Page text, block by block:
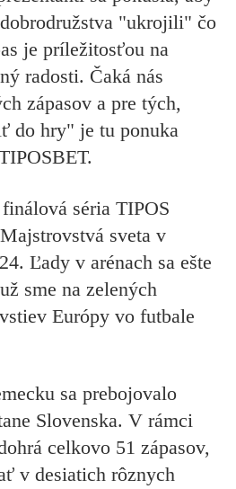
"ukrojili" čo
je príležitosťou na
radosti. Čaká nás
zápasov a pre tých,
do hry" je tu ponuka
séria TIPOS
sveta v
Ľady v arénach sa ešte
sme na zelených
Európy vo futbale
sa prebojovalo
Slovenska. V rámci
celkovo 51 zápasov,
v desiatich rôznych